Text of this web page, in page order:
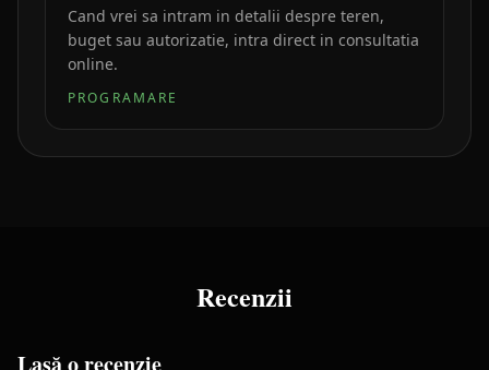
Cand vrei sa intram in detalii despre teren,
buget sau autorizatie, intra direct in consultatia
online.
PROGRAMARE
Recenzii